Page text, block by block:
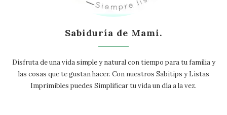
Sabiduría de Mami.
Disfruta de una vida simple y natural con tiempo para tu familia y
las cosas que te gustan hacer. Con nuestros Sabitips y Listas
Imprimibles puedes Simplificar tu vida un día a la vez.